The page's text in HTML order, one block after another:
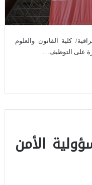
كلية القانون والعلوم
على التوظيف…
الأمن